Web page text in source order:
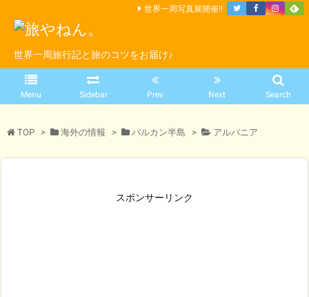
世界一周旅行記と旅のコツをお届け♪
Menu Sidebar Prev Next Search
世界一周写真展開催!!
TOP > 海外の情報 > バルカン半島 > アルバニア
スポンサーリンク